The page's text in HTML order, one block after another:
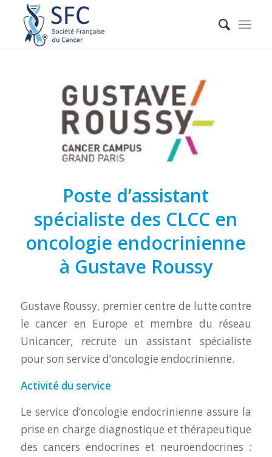
Poste d’assistant
spécialiste des CLCC en
oncologie endocrinienne
à Gustave Roussy
Gustave Roussy, premier centre de lutte contre
le cancer en Europe et membre du réseau
Unicancer, recrute un assistant spécialiste
pour son service d’oncologie endocrinienne.
Activité du service
Le service d’oncologie endocrinienne assure la
prise en charge diagnostique et thérapeutique
des cancers endocrines et neuroendocrines :